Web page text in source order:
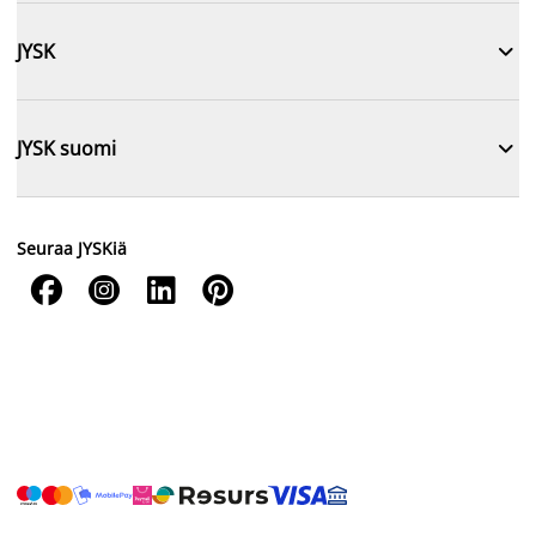
JYSK 
JYSK suomi 
Seuraa JYSKiä
   